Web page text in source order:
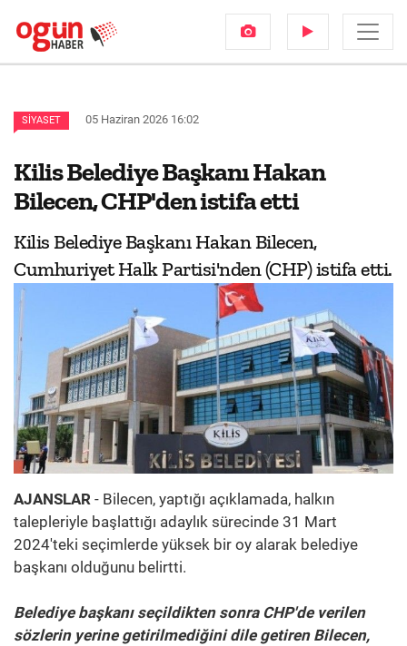
SIYASET 05 Haziran 2026 16:02
Kilis Belediye Başkanı Hakan
Bilecen, CHP'den istifa etti
Kilis Belediye Başkanı Hakan Bilecen,
Cumhuriyet Halk Partisi'nden (CHP) istifa etti.
AJANSLAR - Bilecen, yaptığı açıklamada, halkın
talepleriyle başlattığı adaylık sürecinde 31 Mart
2024'teki seçimlerde yüksek bir oy alarak belediye
başkanı olduğunu belirtti.
Belediye başkanı seçildikten sonra CHP'de verilen
sözlerin yerine getirilmediğini dile getiren Bilecen,